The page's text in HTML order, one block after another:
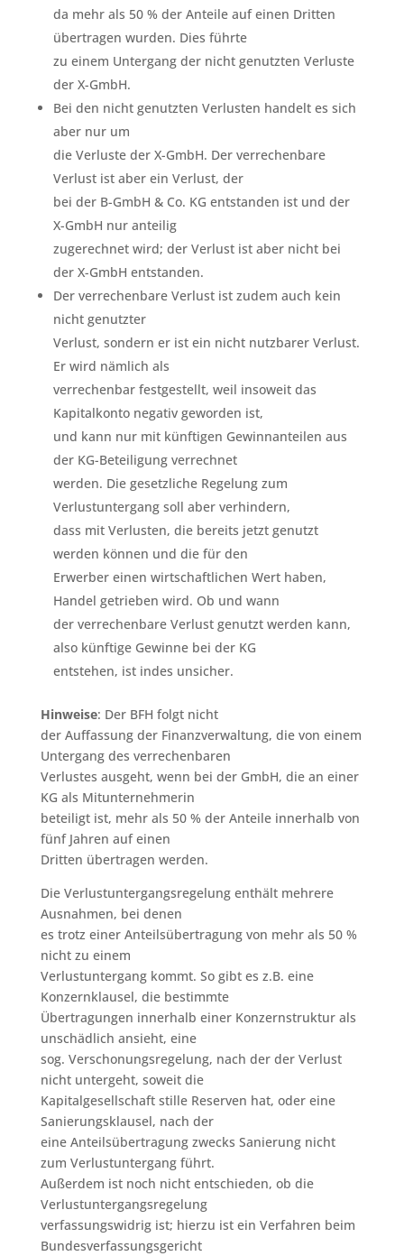
da mehr als 50 % der Anteile auf einen Dritten
übertragen wurden. Dies führte
zu einem Untergang der nicht genutzten Verluste
der X-GmbH.
Bei den nicht genutzten Verlusten handelt es sich
aber nur um
die Verluste der X-GmbH. Der verrechenbare
Verlust ist aber ein Verlust, der
bei der B-GmbH & Co. KG entstanden ist und der
X-GmbH nur anteilig
zugerechnet wird; der Verlust ist aber nicht bei
der X-GmbH entstanden.
Der verrechenbare Verlust ist zudem auch kein
nicht genutzter
Verlust, sondern er ist ein nicht nutzbarer Verlust.
Er wird nämlich als
verrechenbar festgestellt, weil insoweit das
Kapitalkonto negativ geworden ist,
und kann nur mit künftigen Gewinnanteilen aus
der KG-Beteiligung verrechnet
werden. Die gesetzliche Regelung zum
Verlustuntergang soll aber verhindern,
dass mit Verlusten, die bereits jetzt genutzt
werden können und die für den
Erwerber einen wirtschaftlichen Wert haben,
Handel getrieben wird. Ob und wann
der verrechenbare Verlust genutzt werden kann,
also künftige Gewinne bei der KG
entstehen, ist indes unsicher.
Hinweise: Der BFH folgt nicht
der Auffassung der Finanzverwaltung, die von einem
Untergang des verrechenbaren
Verlustes ausgeht, wenn bei der GmbH, die an einer
KG als Mitunternehmerin
beteiligt ist, mehr als 50 % der Anteile innerhalb von
fünf Jahren auf einen
Dritten übertragen werden.
Die Verlustuntergangsregelung enthält mehrere
Ausnahmen, bei denen
es trotz einer Anteilsübertragung von mehr als 50 %
nicht zu einem
Verlustuntergang kommt. So gibt es z.B. eine
Konzernklausel, die bestimmte
Übertragungen innerhalb einer Konzernstruktur als
unschädlich ansieht, eine
sog. Verschonungsregelung, nach der der Verlust
nicht untergeht, soweit die
Kapitalgesellschaft stille Reserven hat, oder eine
Sanierungsklausel, nach der
eine Anteilsübertragung zwecks Sanierung nicht
zum Verlustuntergang führt.
Außerdem ist noch nicht entschieden, ob die
Verlustuntergangsregelung
verfassungswidrig ist; hierzu ist ein Verfahren beim
Bundesverfassungsgericht